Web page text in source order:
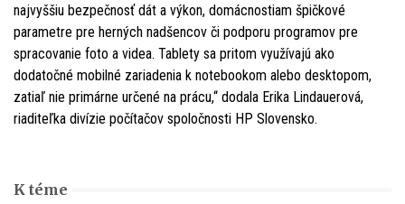
najvyššiu bezpečnosť dát a výkon, domácnostiam špičkové
parametre pre herných nadšencov či podporu programov pre
spracovanie foto a videa. Tablety sa pritom využívajú ako
dodatočné mobilné zariadenia k notebookom alebo desktopom,
zatiaľ nie primárne určené na prácu,“ dodala Erika Lindauerová,
riaditeľka divízie počítačov spoločnosti HP Slovensko.
K téme